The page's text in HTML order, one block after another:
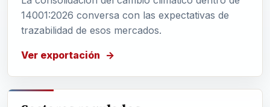
14001:2026 conversa con las expectativas de
trazabilidad de esos mercados.
Ver exportación